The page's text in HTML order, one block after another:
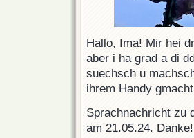
Hallo, Ima! Mir hei
aber i ha grad a di
suechsch u
ihrem Handy
Sprachnachricht zu
am 21.05.24. Danke!